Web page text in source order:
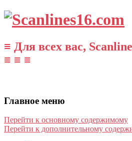
≡ Для всех вас,
≡ ≡ ≡
Главное меню
Перейти к основному содержимому
Перейти к дополнительному